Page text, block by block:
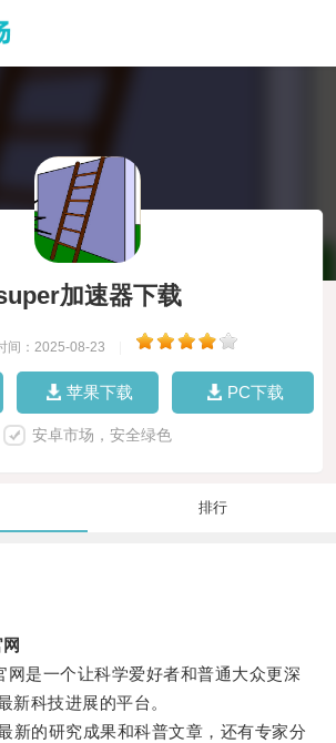
加速器下载
间：2025-08-23
苹果下载 PC下载
安卓市场，安全绿色
排行
是一个让科学爱好者和普通大众更深
新科技进展的平台。
的研究成果和科普文章，还有专家分